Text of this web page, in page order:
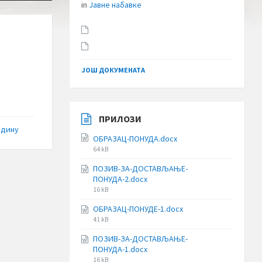
in Јавне набавке
ЈОШ ДОКУМЕНАТА
ПРИЛОЗИ
ОБРАЗАЦ-ПОНУДА.docx
File
64 kB
ПОЗИВ-ЗА-ДОСТАВЉАЊЕ-
ПОНУДА-2.docx
File
16 kB
ОБРАЗАЦ-ПОНУДЕ-1.docx
File
41 kB
ПОЗИВ-ЗА-ДОСТАВЉАЊЕ-
ПОНУДА-1.docx
File
16 kB